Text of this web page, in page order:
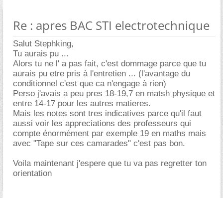
Re : apres BAC STI electrotechnique
Salut Stephking,
Tu aurais pu ...
Alors tu ne l' a pas fait, c'est dommage parce que tu
aurais pu etre pris à l'entretien ... (l'avantage du
conditionnel c'est que ca n'engage à rien)
Perso j'avais a peu pres 18-19,7 en matsh physique et
entre 14-17 pour les autres matieres.
Mais les notes sont tres indicatives parce qu'il faut
aussi voir les appreciations des professeurs qui
compte énormément par exemple 19 en maths mais
avec "Tape sur ces camarades" c'est pas bon.
Voila maintenant j'espere que tu va pas regretter ton
orientation